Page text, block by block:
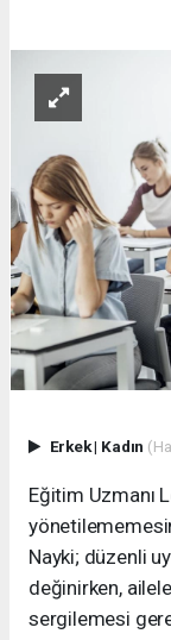
Erkek| Kadın
Eğitim Uzmanı
Nayki; düzenli
değinirken,
sergilemesi